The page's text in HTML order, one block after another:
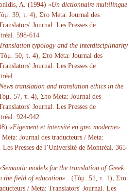
A. (1994) «Un dictionnaire multilingue
39, τ. 4), Στο Meta: Journal des
Journal. Les Presses de
598-614
typology and the interdisciplinarity
50, τ. 4), Στο Meta: Journal des
Journal. Les Presses de
translation and translation ethics in the
57, τ. 4), Στο Meta: Journal des
Journal. Les Presses de
924-942
«Figement et intensité en grec moderne».
Journal des traducteurs / Meta:
Presses de l’Université de Montréal. 365-
models for the translation of Greek
the field of education».
. (Τόμ. 51, τ. 1), Στο
/ Meta: Translators' Journal. Les